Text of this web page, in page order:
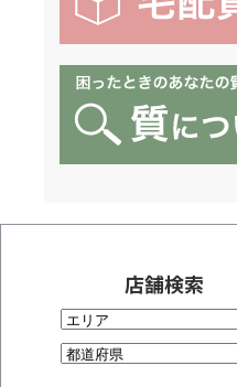
店舗検索